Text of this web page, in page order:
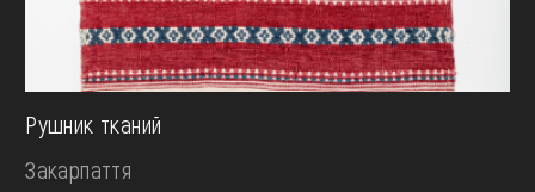
Рушник тканий
Закарпаття